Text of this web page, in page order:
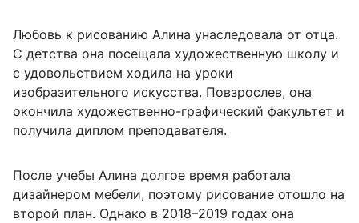
Любовь к рисованию Алина унаследовала от отца.
С детства она посещала художественную школу и
с удовольствием ходила на уроки
изобразительного искусства. Повзрослев, она
окончила художественно-графический факультет и
получила диплом преподавателя.
После учебы Алина долгое время работала
дизайнером мебели, поэтому рисование отошло на
второй план. Однако в 2018–2019 годах она